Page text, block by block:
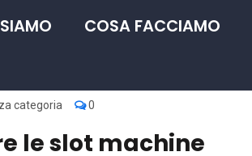
COSA FACCIAMO
categoria 0
le slot machine